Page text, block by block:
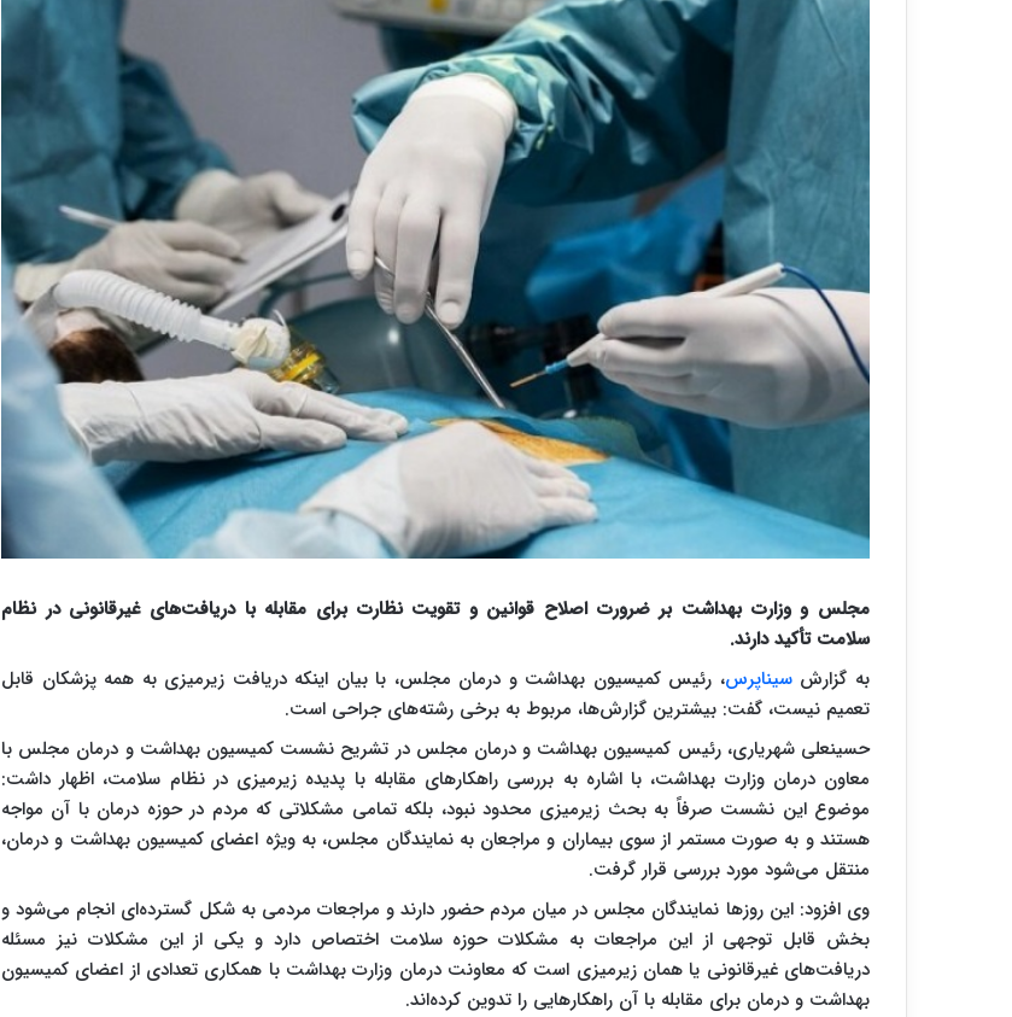
مجلس و وزارت بهداشت بر ضرورت اصلاح قوانین و تقویت نظارت برای مقابله با دریافت‌های غیرقانونی در نظام
سلامت تأکید دارند.
به گزارشسیناپرس، رئیس کمیسیون بهداشت و درمان مجلس، با بیان اینکه دریافت زیرمیزی به همه پزشکان قابل
تعمیم نیست، گفت: بیشترین گزارش‌ها، مربوط به برخی رشته‌های جراحی است.
حسینعلی شهریاری، رئیس کمیسیون بهداشت و درمان مجلس در تشریح نشست کمیسیون بهداشت و درمان مجلس با
معاون درمان وزارت بهداشت، با اشاره به بررسی راهکارهای مقابله با پدیده زیرمیزی در نظام سلامت، اظهار داشت:
موضوع این نشست صرفاً به بحث زیرمیزی محدود نبود، بلکه تمامی مشکلاتی که مردم در حوزه درمان با آن مواجه
هستند و به صورت مستمر از سوی بیماران و مراجعان به نمایندگان مجلس، به ویژه اعضای کمیسیون بهداشت و درمان،
منتقل می‌شود مورد بررسی قرار گرفت.
وی افزود: این روزها نمایندگان مجلس در میان مردم حضور دارند و مراجعات مردمی به شکل گسترده‌ای انجام می‌شود و
بخش قابل توجهی از این مراجعات به مشکلات حوزه سلامت اختصاص دارد و یکی از این مشکلات نیز مسئله
دریافت‌های غیرقانونی یا همان زیرمیزی است که معاونت درمان وزارت بهداشت با همکاری تعدادی از اعضای کمیسیون
بهداشت و درمان برای مقابله با آن راهکارهایی را تدوین کرده‌اند.